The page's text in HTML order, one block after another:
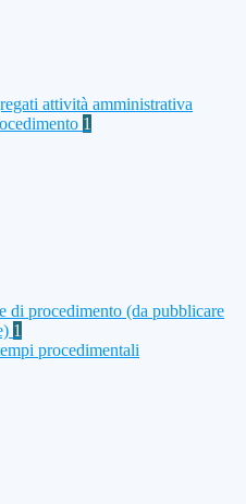
attività amministrativa
1
di procedimento (da pubblicare
1
procedimentali